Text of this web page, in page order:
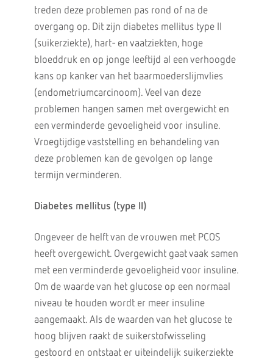
treden deze problemen pas rond of na de
overgang op. Dit zijn diabetes mellitus type II
(suikerziekte), hart- en vaatziekten, hoge
bloeddruk en op jonge leeftijd al een verhoogde
kans op kanker van het baarmoederslijmvlies
(endometriumcarcinoom). Veel van deze
problemen hangen samen met overgewicht en
een verminderde gevoeligheid voor insuline.
Vroegtijdige vaststelling en behandeling van
deze problemen kan de gevolgen op lange
termijn verminderen.
Diabetes mellitus (type II)
Ongeveer de helft van de vrouwen met PCOS
heeft overgewicht. Overgewicht gaat vaak samen
met een verminderde gevoeligheid voor insuline.
Om de waarde van het glucose op een normaal
niveau te houden wordt er meer insuline
aangemaakt. Als de waarden van het glucose te
hoog blijven raakt de suikerstofwisseling
gestoord en ontstaat er uiteindelijk suikerziekte